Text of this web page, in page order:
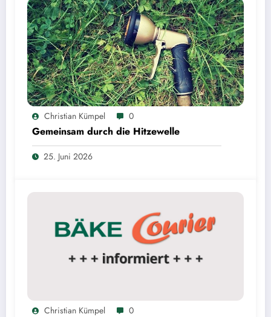
Christian Kümpel 0
Gemeinsam durch die Hitzewelle
25. Juni 2026
Christian Kümpel 0